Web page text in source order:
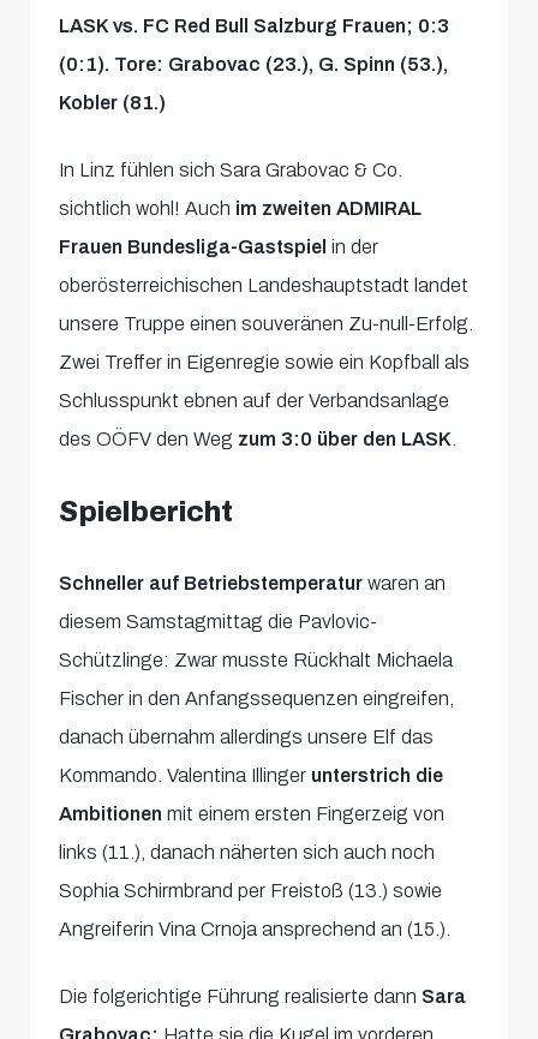
LASK vs. FC Red Bull Salzburg Frauen; 0:3
(0:1). Tore: Grabovac (23.), G. Spinn (53.),
Kobler (81.)
In Linz fühlen sich Sara Grabovac & Co.
sichtlich wohl! Auch im zweiten ADMIRAL
Frauen Bundesliga-Gastspielin der
oberösterreichischen Landeshauptstadt landet
unsere Truppe einen souveränen Zu-null-Erfolg.
Zwei Treffer in Eigenregie sowie ein Kopfball als
Schlusspunkt ebnen auf der Verbandsanlage
des OÖFV den Weg zum 3:0 über den LASK
Spielbericht
Schneller auf Betriebstemperaturwaren an
diesem Samstagmittag die Pavlovic-
Schützlinge: Zwar musste Rückhalt Michaela
Fischer in den Anfangssequenzen eingreifen,
danach übernahm allerdings unsere Elf das
Kommando. Valentina Illinger unterstrich die
Ambitionen mit einem ersten Fingerzeig von
links (11.), danach näherten sich auch noch
Sophia Schirmbrand per Freistoß (13.) sowie
Angreiferin Vina Crnoja ansprechend an (15.).
Die folgerichtige Führung realisierte dann Sara
Grabovac: Hatte sie die Kugel im vorderen